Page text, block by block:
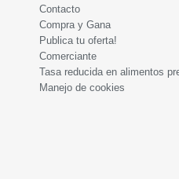
Contacto
Compra y Gana
Publica tu oferta!
Comerciante
Tasa reducida en alimentos
Manejo de cookies